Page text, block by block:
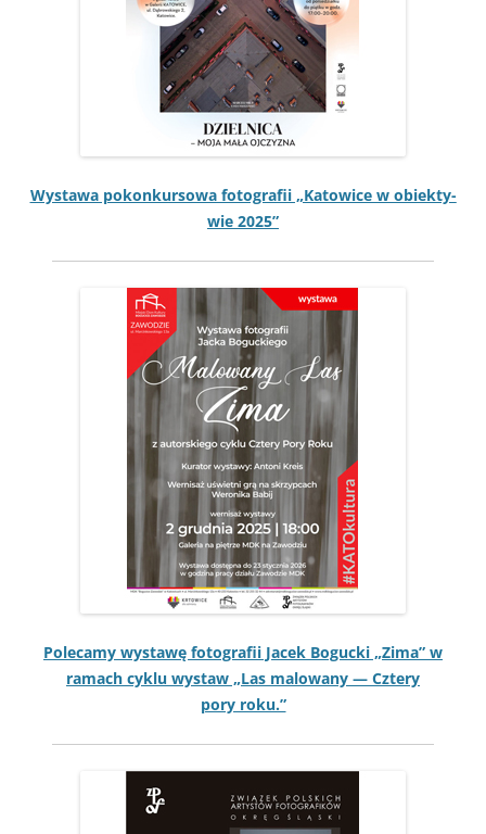
Wys­tawa pokonkur­sowa fotografii „Katow­ice w obiek­ty­
wie 2025”
Pole­camy wys­tawę fotografii Jacek Boguc­ki „Zima” w
ramach cyk­lu wys­taw „Las mal­owany — Cztery
pory roku.”